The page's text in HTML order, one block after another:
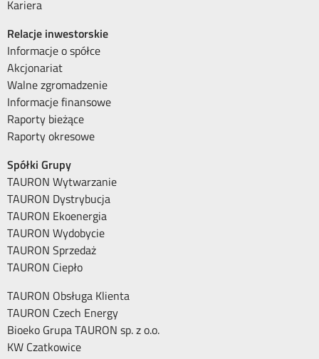
Kariera
Relacje inwestorskie
Informacje o spółce
Akcjonariat
Walne zgromadzenie
Informacje finansowe
Raporty bieżące
Raporty okresowe
Spółki Grupy
TAURON Wytwarzanie
TAURON Dystrybucja
TAURON Ekoenergia
TAURON Wydobycie
TAURON Sprzedaż
TAURON Ciepło
TAURON Obsługa Klienta
TAURON Czech Energy
Bioeko Grupa TAURON sp. z o.o.
KW Czatkowice